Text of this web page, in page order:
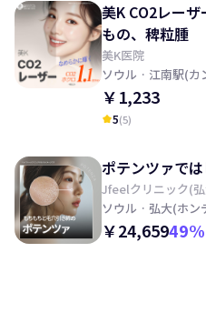
美K CO2レー
もの、稗粒腫
美K医院
ソウル · 江南駅(カ
￥1,233
kid_star5(5)
ポテンツァで
Jfeelクリニック(
ソウル · 弘大(ホン
￥24,65949%